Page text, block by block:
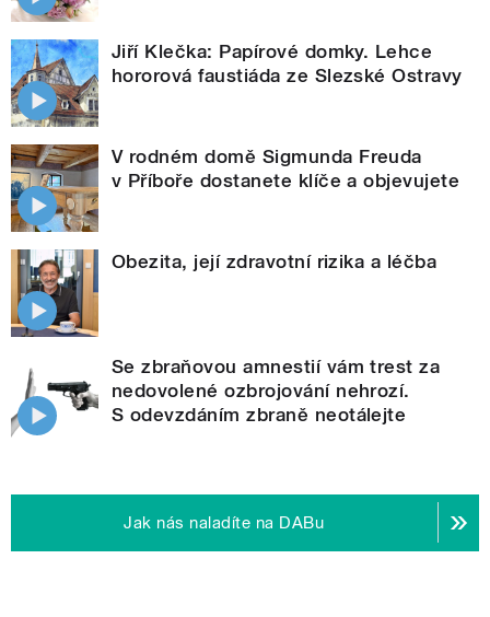
Jiří Klečka: Papírové domky. Lehce
hororová faustiáda ze Slezské Ostravy
V rodném domě Sigmunda Freuda
v Příboře dostanete klíče a objevujete
Obezita, její zdravotní rizika a léčba
Se zbraňovou amnestií vám trest za
nedovolené ozbrojování nehrozí.
S odevzdáním zbraně neotálejte
Jak nás naladíte na DABu